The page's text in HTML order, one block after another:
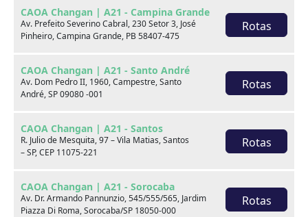
CAOA Changan | A21 - Campina Grande
Av. Prefeito Severino Cabral, 230 Setor 3, José
Pinheiro, Campina Grande, PB 58407-475
Rotas
CAOA Changan | A21 - Santo André
Av. Dom Pedro II, 1960, Campestre, Santo
André, SP 09080 -001
Rotas
CAOA Changan | A21 - Santos
R. Julio de Mesquita, 97 – Vila Matias, Santos
– SP, CEP 11075-221
Rotas
CAOA Changan | A21 - Sorocaba
Av. Dr. Armando Pannunzio, 545/555/565, Jardim
Piazza Di Roma, Sorocaba/SP 18050-000
Rotas
Kit Multimídia
Botão Start/Stop
Alerta de pressão dos
pneus
Chave com sensor
aproximação
Teto solar panorâmico
estacionamento traseiro
Observações